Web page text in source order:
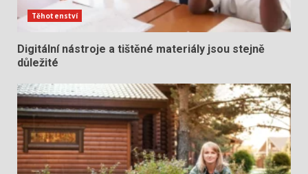
Těhotenství
Digitální nástroje a tištěné materiály jsou stejně
důležité